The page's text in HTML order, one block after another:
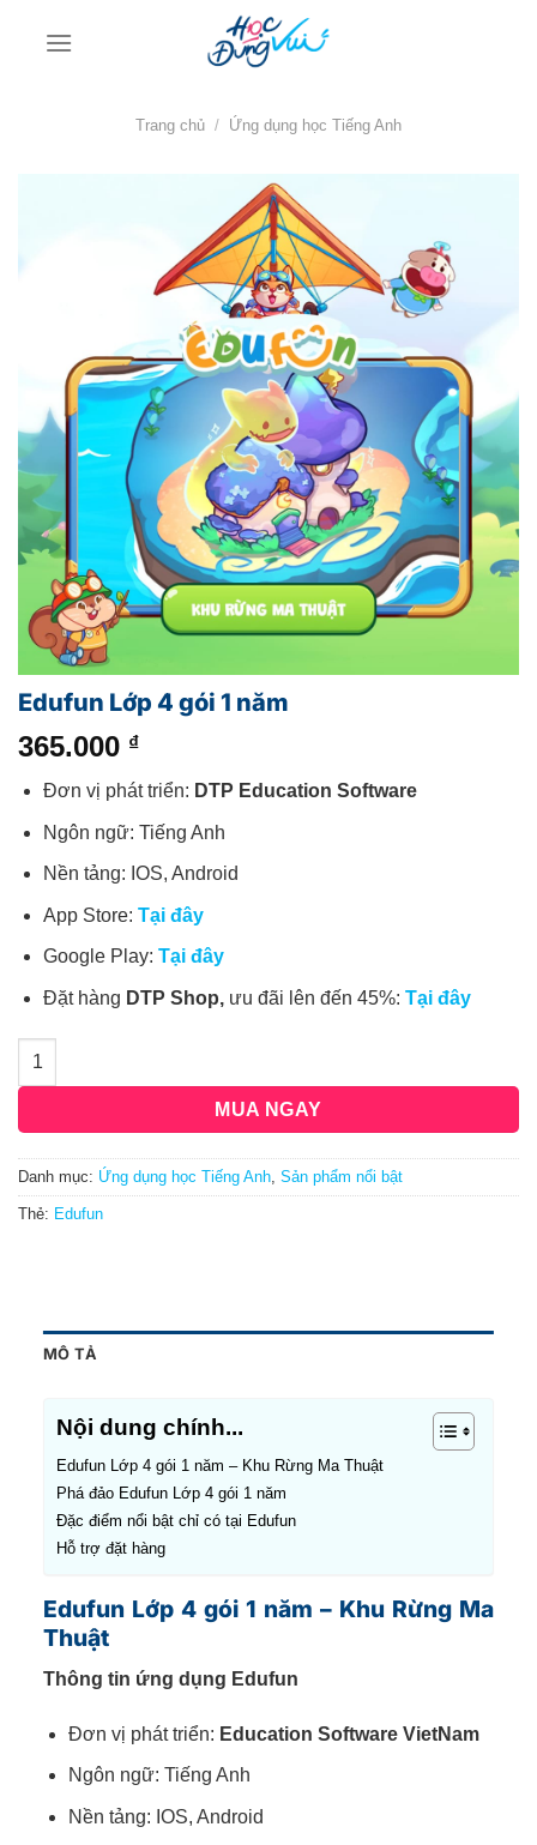
Trang chủ / Ứng dụng học Tiếng Anh
Edufun Lớp 4 gói 1 năm
365.000 ₫
Đơn vị phát triển: DTP Education Software
Ngôn ngữ: Tiếng Anh
Nền tảng: IOS, Android
App Store: Tại đây
Google Play: Tại đây
Đặt hàng DTP Shop, ưu đãi lên đến 45%: Tại đây
Edufun Lớp 4 gói 1 năm số lượng
MUA NGAY
Danh mục: Ứng dụng học Tiếng Anh Sản phẩm nổi bật
Thẻ: Edufun
MÔ TẢ
Nội dung chính...
Edufun Lớp 4 gói 1 năm – Khu Rừng Ma Thuật
Phá đảo Edufun Lớp 4 gói 1 năm
Đặc điểm nổi bật chỉ có tại Edufun
Hỗ trợ đặt hàng
Edufun Lớp 4 gói 1 năm – Khu Rừng Ma
Thuật
Thông tin ứng dụng Edufun
Đơn vị phát triển: Education Software VietNam
Ngôn ngữ: Tiếng Anh
Nền tảng: IOS, Android